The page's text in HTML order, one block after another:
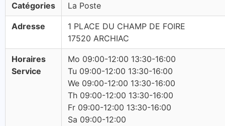
Catégories La Poste
Adresse
1 PLACE DU CHAMP DE FOIRE
17520 ARCHIAC
Horaires
Service
Mo 09:00-12:00 13:30-16:00
Tu 09:00-12:00 13:30-16:00
We 09:00-12:00 13:30-16:00
Th 09:00-12:00 13:30-16:00
Fr 09:00-12:00 13:30-16:00
Sa 09:00-12:00